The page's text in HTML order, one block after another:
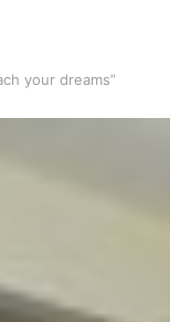
your dreams”